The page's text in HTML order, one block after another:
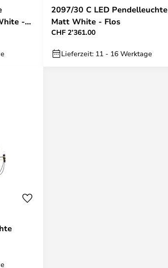
-
2097/30 C LED Pendelleuchte
Matt White - Flos
CHF 2’361.00
Lieferzeit: 11 - 16 Werktage